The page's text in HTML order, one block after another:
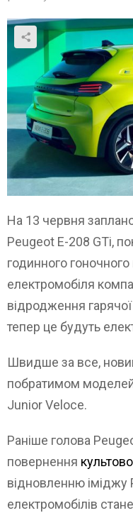
На 13 червня
Peugeot E-208 GTi,
годинного
електромобіля
відродження
тепер це будуть
Швидше за все,
побратимом
Junior Veloce.
Раніше голова
повернення
відновленню іміджу
електромобілів